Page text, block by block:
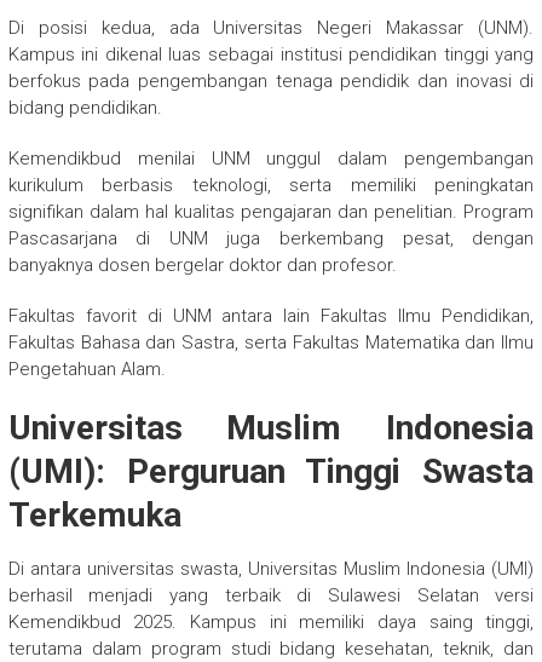
Di posisi kedua, ada Universitas Negeri Makassar (UNM).
Kampus ini dikenal luas sebagai institusi pendidikan tinggi yang
berfokus pada pengembangan tenaga pendidik dan inovasi di
bidang pendidikan.
Kemendikbud menilai UNM unggul dalam pengembangan
kurikulum berbasis teknologi, serta memiliki peningkatan
signifikan dalam hal kualitas pengajaran dan penelitian. Program
Pascasarjana di UNM juga berkembang pesat, dengan
banyaknya dosen bergelar doktor dan profesor.
Fakultas favorit di UNM antara lain Fakultas Ilmu Pendidikan,
Fakultas Bahasa dan Sastra, serta Fakultas Matematika dan Ilmu
Pengetahuan Alam.
Universitas Muslim Indonesia
(UMI): Perguruan Tinggi Swasta
Terkemuka
Di antara universitas swasta, Universitas Muslim Indonesia (UMI)
berhasil menjadi yang terbaik di Sulawesi Selatan versi
Kemendikbud 2025. Kampus ini memiliki daya saing tinggi,
terutama dalam program studi bidang kesehatan, teknik, dan